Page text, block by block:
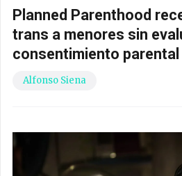
Planned Parenthood
trans a menores sin
consentimiento parental
Alfonso Siena